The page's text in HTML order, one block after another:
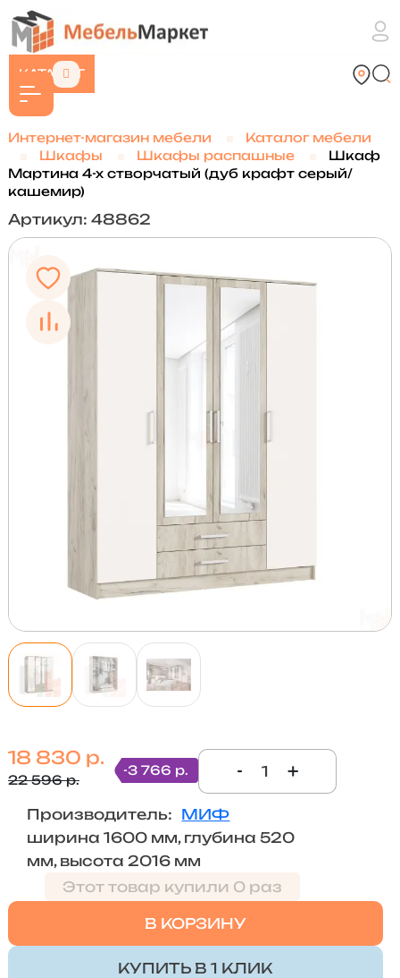
КАТАЛОГ
Интернет-магазин мебели
Каталог мебели
Шкафы
Шкафы распашные
Шкаф
Мартина 4-х створчатый (дуб крафт серый/
кашемир)
Артикул: 48862
18 830 р.
22 596 р.
-3 766 р. - +
Производитель: МИФ
ширина 1600 мм, глубина 520
мм, высота 2016 мм
Этот товар купили 0 раз
В КОРЗИНУ
КУПИТЬ В 1 КЛИК